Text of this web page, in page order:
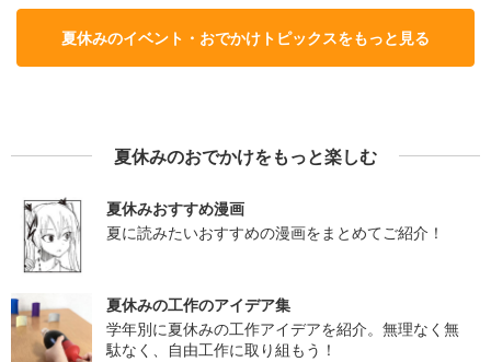
夏休みのイベント・おでかけトピックスをもっと見る
夏休みのおでかけをもっと楽しむ
夏休みおすすめ漫画
夏に読みたいおすすめの漫画をまとめてご紹介！
夏休みの工作のアイデア集
学年別に夏休みの工作アイデアを紹介。無理なく無
駄なく、自由工作に取り組もう！